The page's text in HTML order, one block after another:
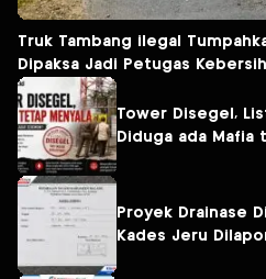
Truk Tambang ilegal
Dipaksa Jadi Petugas
Tower Disegel, Listrik Tetap Menyala:
Diduga ada
Proyek Drainase
Kades Jeru